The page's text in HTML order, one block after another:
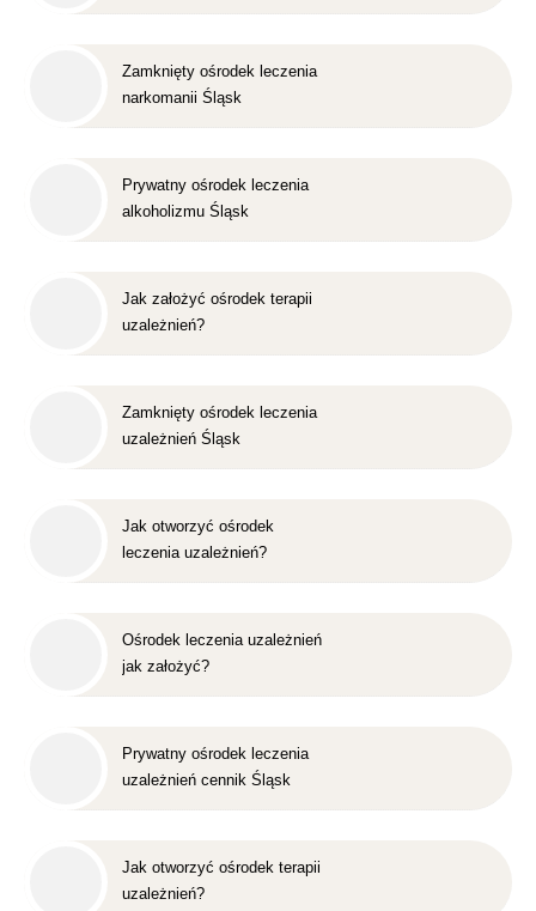
Zamknięty ośrodek leczenia
narkomanii Śląsk
Prywatny ośrodek leczenia
alkoholizmu Śląsk
Jak założyć ośrodek terapii
uzależnień?
Zamknięty ośrodek leczenia
uzależnień Śląsk
Jak otworzyć ośrodek
leczenia uzależnień?
Ośrodek leczenia uzależnień
jak założyć?
Prywatny ośrodek leczenia
uzależnień cennik Śląsk
Jak otworzyć ośrodek terapii
uzależnień?